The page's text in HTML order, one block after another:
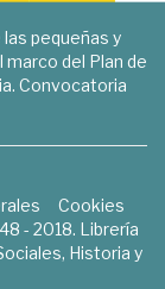
pequeñas y
del Plan de
Convocatoria
Cookies
- 2018. Librería
Historia y